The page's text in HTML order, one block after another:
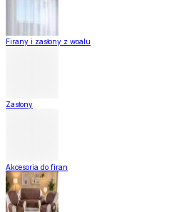
Firany i zasłony z woalu
Zasłony
Akcesoria do firan